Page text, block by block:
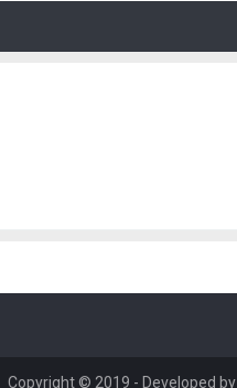
Copyright © 2019 - Developed by